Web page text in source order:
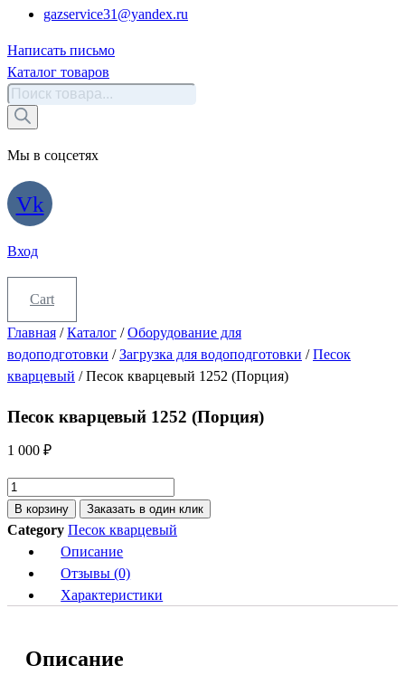
gazservice31@yandex.ru
Написать письмо
Каталог товаров
Поиск
товаров
Мы в соцсетях
Vk
Вход
Cart
Главная /Каталог /Оборудование для
водоподготовки /Загрузка для водоподготовки /Песок
кварцевый / Песок кварцевый 1252 (Порция)
Песок кварцевый 1252 (Порция)
1 000 ₽
Количество
товара
Песок
кварцевый
1252
(Порция)
В корзину Заказать в один клик
Category Песок кварцевый
Описание
Отзывы (0)
Характеристики
Описание